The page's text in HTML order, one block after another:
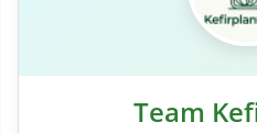
Team